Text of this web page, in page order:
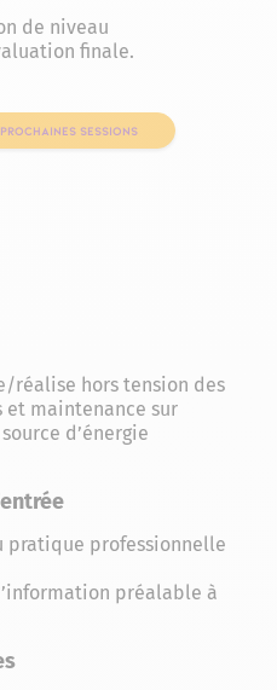
de niveau
finale.
SESSIONS
réalise hors tension des
maintenance sur
d’énergie
pratique professionnelle
préalable à